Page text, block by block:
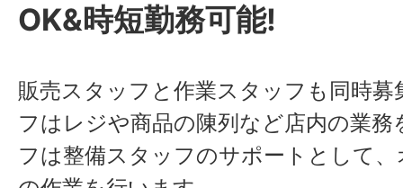
OK&時短勤務可能!
販売スタッフと作業スタッフも同時募
フはレジや商品の陳列など店内の業務
フは整備スタッフのサポートとして